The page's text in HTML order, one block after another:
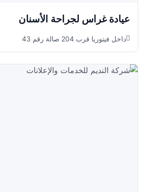
عيادة غراس لجراحة الأسنان
داخل فيتوريا قرب 204 صالة رقم 43